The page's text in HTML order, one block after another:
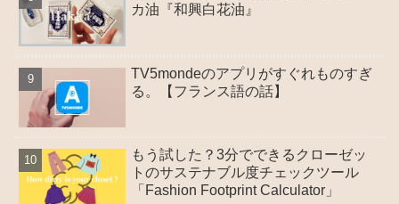
カ油『和興白花油』
TV5mondeのアプリがすぐれものすぎ
る。【フランス語の話】
もう試した？3分でできるクローゼッ
トのサステナブル度チェックツール
「Fashion Footprint Calculator」